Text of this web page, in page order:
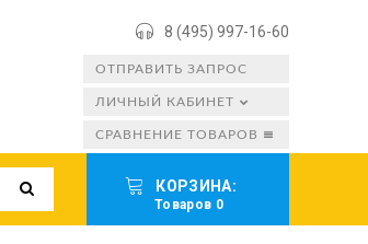
8 (495) 997-16-60
ОТПРАВИТЬ ЗАПРОС
СРАВНЕНИЕ ТОВАРОВ
ЛИЧНЫЙ КАБИНЕТ
КОРЗИНА:
Товаров 0